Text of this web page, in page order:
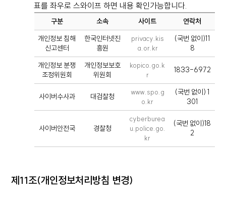
표를 좌우로 스와이프 하면 내용 확인가능합니다.
구분 소속 사이트
연락처
개인정보 침해
신고센터
한국인터넷진
흥원
privacy.kis
a.or.kr
(국번 없이)11
8
개인정보 분쟁
조정위원회
개인정보보호
위원회
kopico.go.k
r
1833-6972
사이버수사과 대검찰청
www.spo.g
o.kr
(국번 없이) 1
301
사이버안전국 경찰청
cyberburea
u.police.go.
kr
(국번 없이)18
2
제11조(개인정보처리방침 변경)